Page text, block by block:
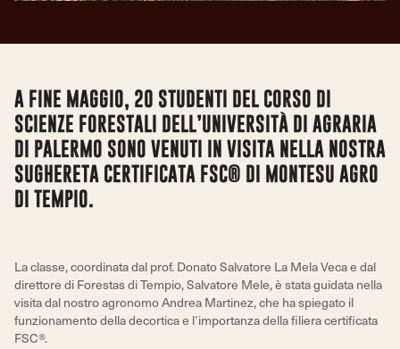
A FINE MAGGIO, 20 STUDENTI DEL CORSO DI
SCIENZE FORESTALI DELL’UNIVERSITÀ DI AGRARIA
DI PALERMO SONO VENUTI IN VISITA NELLA NOSTRA
SUGHERETA CERTIFICATA FSC® DI MONTESU AGRO
DI TEMPIO.
La classe, coordinata dal prof. Donato Salvatore La Mela Veca e dal
direttore di Forestas di Tempio, Salvatore Mele, è stata guidata nella
visita dal nostro agronomo Andrea Martinez, che ha spiegato il
funzionamento della decortica e l’importanza della filiera certificata
FSC®.